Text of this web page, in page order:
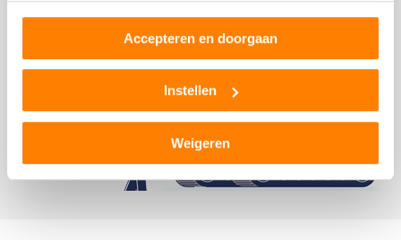
Accepteren en doorgaan
Instellen
Weigeren